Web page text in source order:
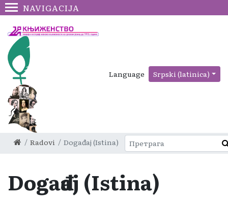
NAVIGACIJA
Language Srpski (latinica)
Radovi Događaj (Istina)
Događaj (Istina)